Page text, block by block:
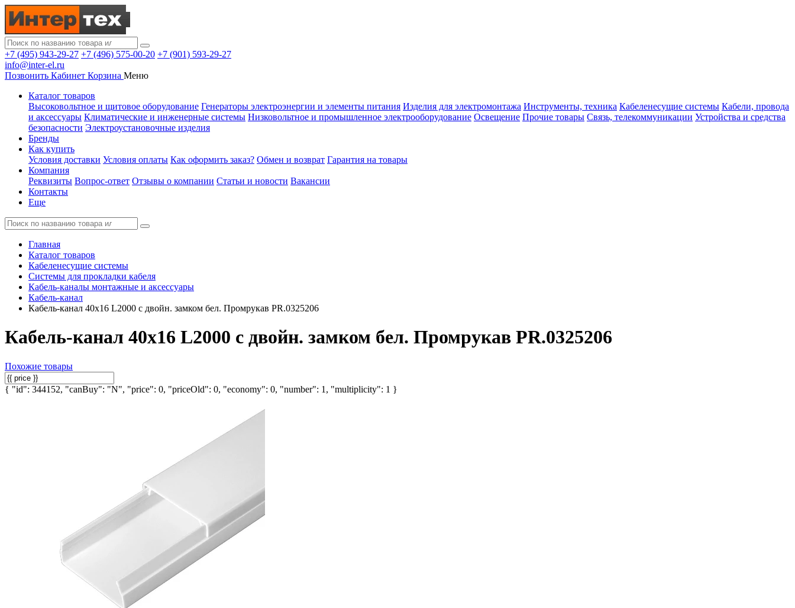
+7 (495) 943-29-27 +7 (496) 575-00-20 +7 (901) 593-29-27
info@inter-el.ru
Позвонить Кабинет Корзина Меню
Каталог товаров
Высоковольтное и щитовое оборудование Генераторы электроэнергии и элементы питания Изделия для электромонтажа Инструменты, техника Кабеленесущие системы Кабели, провода
и аксессуары Климатические и инженерные системы Низковольтное и промышленное электрооборудование Освещение Прочие товары Связь, телекоммуникации Устройства и средства
безопасности Электроустановочные изделия
Бренды
Как купить
Условия доставки Условия оплаты Как оформить заказ? Обмен и возврат Гарантия на товары
Компания
Реквизиты Вопрос-ответ Отзывы о компании Статьи и новости Вакансии
Контакты
Еще
Главная
Каталог товаров
Кабеленесущие системы
Системы для прокладки кабеля
Кабель-каналы монтажные и аксессуары
Кабель-канал
Кабель-канал 40х16 L2000 с двойн. замком бел. Промрукав PR.0325206
Кабель-канал 40х16 L2000 с двойн. замком бел. Промрукав PR.0325206
Похожие товары
{ "id": 344152, "canBuy": "N", "price": 0, "priceOld": 0, "economy": 0, "number": 1, "multiplicity": 1 }